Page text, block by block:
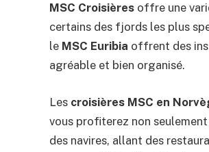
MSC Croisières offre une
certains des fjords les plus
le MSC Euribia offrent des
agréable et bien organisé.
Les croisières MSC en
vous profiterez non seulement
des navires, allant des